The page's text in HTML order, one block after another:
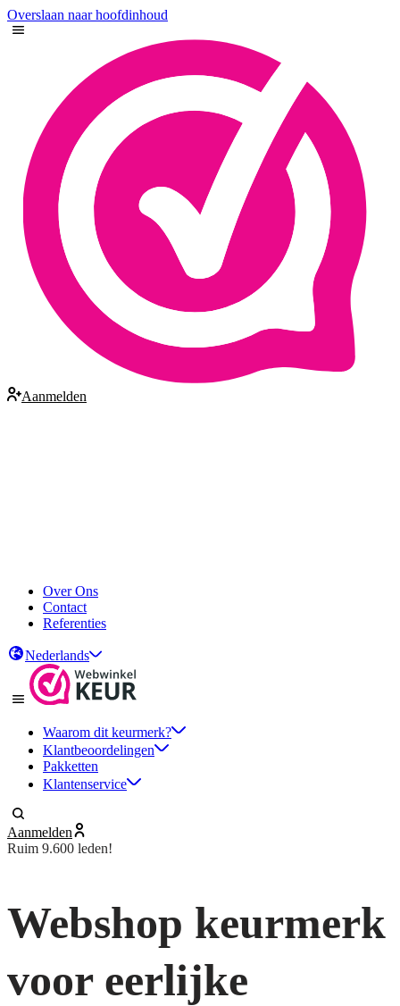
Overslaan naar hoofdinhoud
Aanmelden
Over Ons
Contact
Referenties
Nederlands
Waarom dit keurmerk?
Klantbeoordelingen
Pakketten
Klantenservice
Aanmelden
Ruim 9.600 leden!
Webshop keurmerk
voor eerlijke